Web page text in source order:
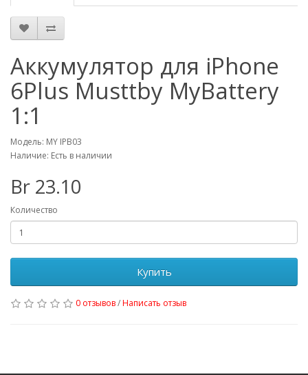
Аккумулятор для iPhone
6Plus Musttby MyBattery
1:1
Модель: MY IPB03
Наличие: Есть в наличии
Br 23.10
Количество
Купить
0 отзывов/Написать отзыв